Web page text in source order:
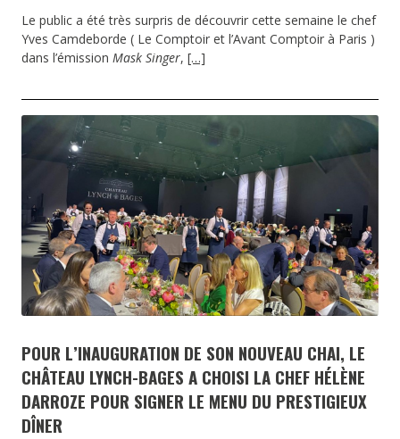
Le public a été très surpris de découvrir cette semaine le chef
Yves Camdeborde ( Le Comptoir et l’Avant Comptoir à Paris )
dans l’émission Mask Singer, […]
POUR L’INAUGURATION DE SON NOUVEAU CHAI, LE
CHÂTEAU LYNCH-BAGES A CHOISI LA CHEF HÉLÈNE
DARROZE POUR SIGNER LE MENU DU PRESTIGIEUX
DÎNER